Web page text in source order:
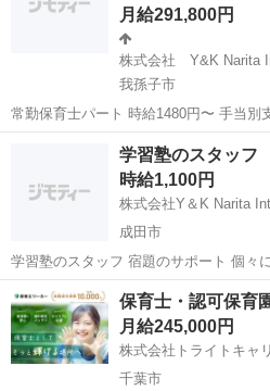
月給291,800円
株式会社 Y&K Narita
我孫子市
常勤保育士パート 時給1480円〜 手当別
費月額上限10万円支給 賞与年2回つき（50万円
290,000〜 想定年収 4,000,000〜 ...
我孫子市 保育士
学習塾のスタッ
時給1,100円
株式会社Y＆K Narita
成田市
学習塾のスタッフ 宿題のサポート 個々
どの指導 難しいレベルの学習は教えま
子どもたちです。 1日あたり2名〜6名程
遊びなども...
千葉 成田市 塾講師 スタッフ
保育士・認可保育
月給245,000円
株式会社トライトキャ
千葉市